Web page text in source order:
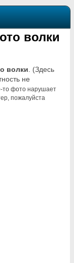
волки
волки . (Здесь
не
то фото нарушает
пожалуйста